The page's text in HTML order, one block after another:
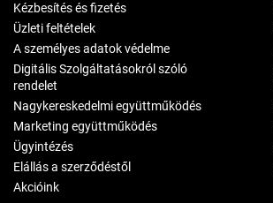
Kézbesítés és fizetés
Üzleti feltételek
A személyes adatok védelme
Digitális Szolgáltatásokról szóló
rendelet
Nagykereskedelmi együttműködés
Marketing együttműködés
Ügyintézés
Elállás a szerződéstől
Akcióink